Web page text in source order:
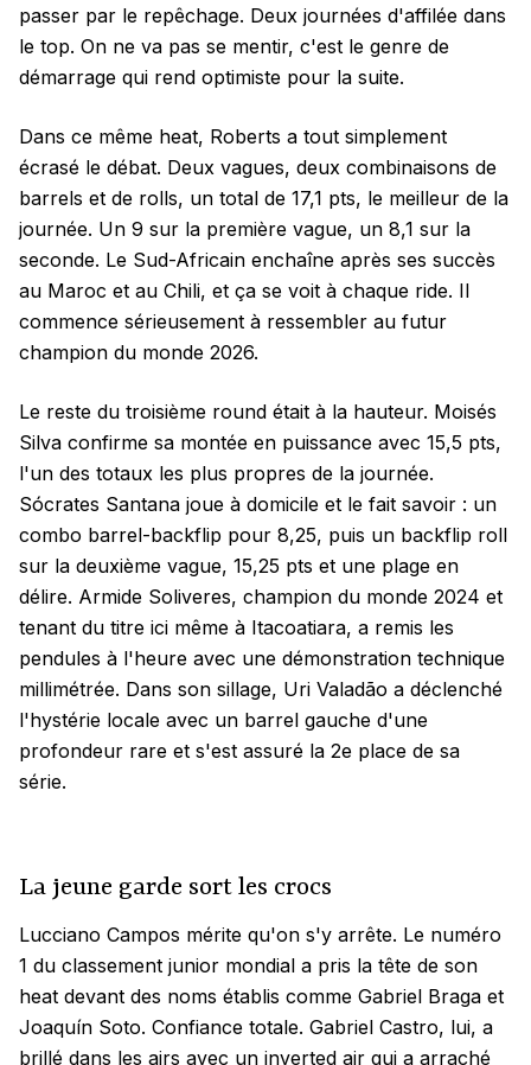
passer par le repêchage. Deux journées d'affilée dans
le top. On ne va pas se mentir, c'est le genre de
démarrage qui rend optimiste pour la suite.
Dans ce même heat, Roberts a tout simplement
écrasé le débat. Deux vagues, deux combinaisons de
barrels et de rolls, un total de 17,1 pts, le meilleur de la
journée. Un 9 sur la première vague, un 8,1 sur la
seconde. Le Sud-Africain enchaîne après ses succès
au Maroc et au Chili, et ça se voit à chaque ride. Il
commence sérieusement à ressembler au futur
champion du monde 2026.
Le reste du troisième round était à la hauteur. Moisés
Silva confirme sa montée en puissance avec 15,5 pts,
l'un des totaux les plus propres de la journée.
Sócrates Santana joue à domicile et le fait savoir : un
combo barrel-backflip pour 8,25, puis un backflip roll
sur la deuxième vague, 15,25 pts et une plage en
délire. Armide Soliveres, champion du monde 2024 et
tenant du titre ici même à Itacoatiara, a remis les
pendules à l'heure avec une démonstration technique
millimétrée. Dans son sillage, Uri Valadão a déclenché
l'hystérie locale avec un barrel gauche d'une
profondeur rare et s'est assuré la 2e place de sa
série.
La jeune garde sort les crocs
Lucciano Campos mérite qu'on s'y arrête. Le numéro
1 du classement junior mondial a pris la tête de son
heat devant des noms établis comme Gabriel Braga et
Joaquín Soto. Confiance totale. Gabriel Castro, lui, a
brillé dans les airs avec un inverted air qui a arraché